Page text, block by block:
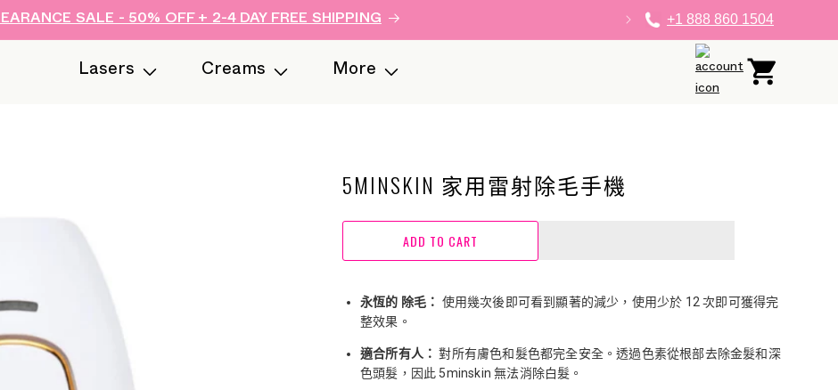
SALE - 50% OFF + 2-4 DAY FREE SHIPPING +1 888 860 1504
Lasers Creams More 物
5MINSKIN 家用雷射除毛手機
ADD TO CART
永恆的 除毛： 使用幾次後即可看到顯著的減少，使用少於 12 次即可獲得完
整效果。
適合所有人：對所有膚色和髮色都完全安全。透過色素從根部去除金髮和深
色頭髮，因此 5minskin 無法消除白髮。